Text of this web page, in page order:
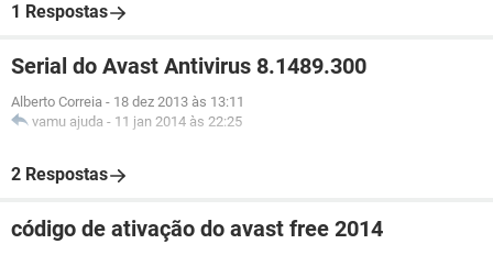
1 Respostas
Serial do Avast Antivirus 8.1489.300
Alberto Correia - 18 dez 2013 às 13:11
vamu ajuda - 11 jan 2014 às 22:25
2 Respostas
código de ativação do avast free 2014